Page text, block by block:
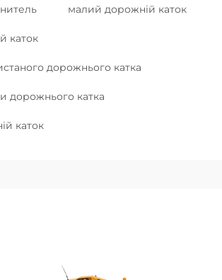
малий дорожній каток
каток
дорожнього катка
дорожнього катка
каток